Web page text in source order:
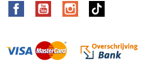
FacebookYouTube Instagram